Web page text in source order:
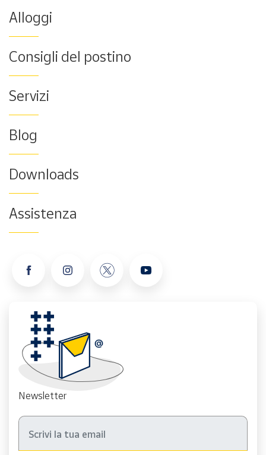
Alloggi
Consigli del postino
Servizi
Blog
Downloads
Assistenza
Newsletter